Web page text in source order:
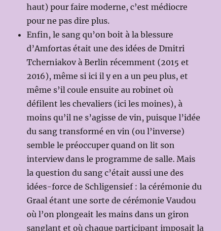
haut) pour faire moderne, c’est médiocre
pour ne pas dire plus.
Enfin, le sang qu’on boit à la blessure
d’Amfortas était une des idées de Dmitri
Tcherniakov à Berlin récemment (2015 et
2016), même si ici il y en a un peu plus, et
même s’il coule ensuite au robinet où
défilent les chevaliers (ici les moines), à
moins qu’il ne s’agisse de vin, puisque l’idée
du sang transformé en vin (ou l’inverse)
semble le préoccuper quand on lit son
interview dans le programme de salle. Mais
la question du sang c’était aussi une des
idées-force de Schligensief : la cérémonie du
Graal étant une sorte de cérémonie Vaudou
où l’on plongeait les mains dans un giron
sanglant et où chaque participant imposait la